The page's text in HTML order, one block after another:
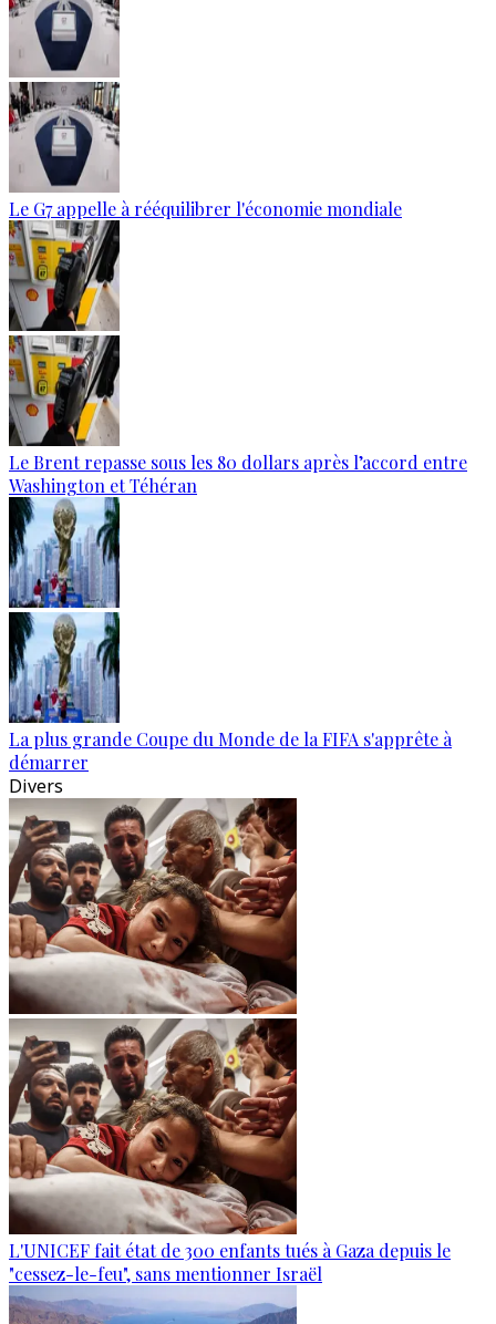
Le G7 appelle à rééquilibrer l'économie mondiale
Le Brent repasse sous les 80 dollars après l’accord entre
Washington et Téhéran
La plus grande Coupe du Monde de la FIFA s'apprête à
démarrer
Divers
L'UNICEF fait état de 300 enfants tués à Gaza depuis le
"cessez-le-feu", sans mentionner Israël